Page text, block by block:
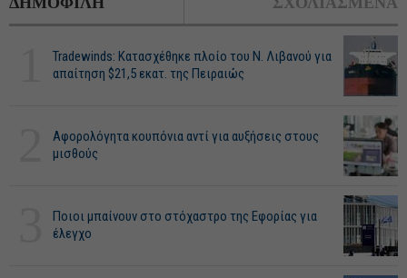
Tradewinds: Κατασχέθηκε πλοίο του Ν. Λιβανού για
απαίτηση $21,5 εκατ. της Πειραιώς
Αφορολόγητα κουπόνια αντί για αυξήσεις στους
μισθούς
Ποιοι μπαίνουν στο στόχαστρο της Εφορίας για
έλεγχο